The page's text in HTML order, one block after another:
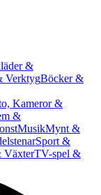
&
VerktygBöcker &
Kameror &
&
MusikMynt &
Sport &
VäxterTV-spel &